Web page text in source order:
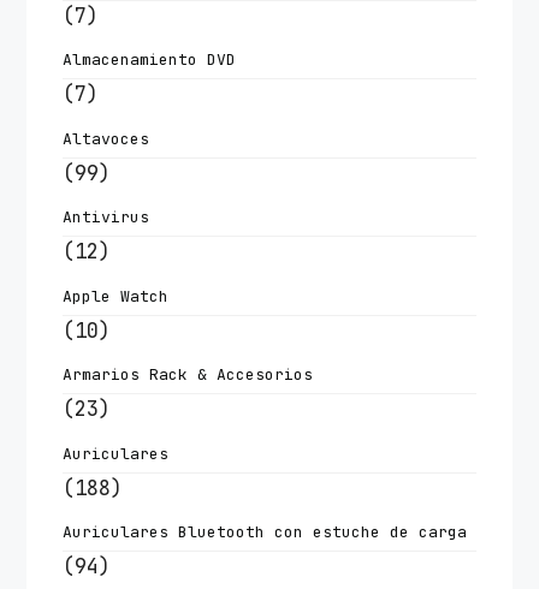
(7)
Almacenamiento DVD
(7)
Altavoces
(99)
Antivirus
(12)
Apple Watch
(10)
Armarios Rack & Accesorios
(23)
Auriculares
(188)
Auriculares Bluetooth con estuche de carga
(94)